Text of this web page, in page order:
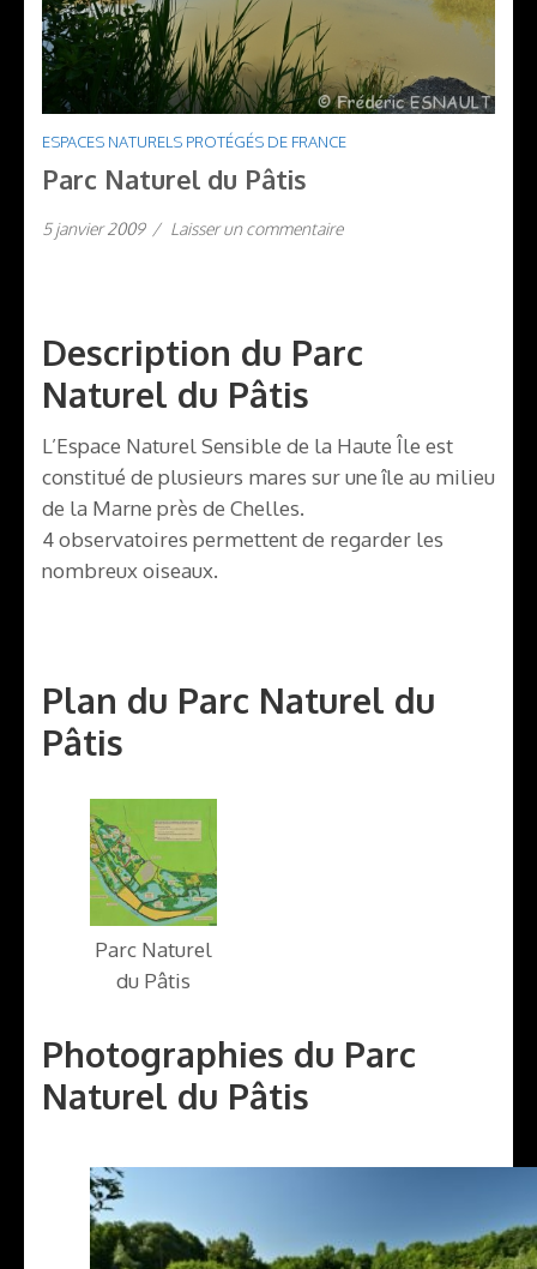
ESPACES NATURELS PROTÉGÉS DE FRANCE
Parc Naturel du Pâtis
5 janvier 2009 / Laisser un commentaire
Description du Parc
Naturel du Pâtis
L’Espace Naturel Sensible de la Haute Île est
constitué de plusieurs mares sur une île au milieu
de la Marne près de Chelles.
4 observatoires permettent de regarder les
nombreux oiseaux.
Plan du Parc Naturel du
Pâtis
Parc Naturel
du Pâtis
Photographies du Parc
Naturel du Pâtis